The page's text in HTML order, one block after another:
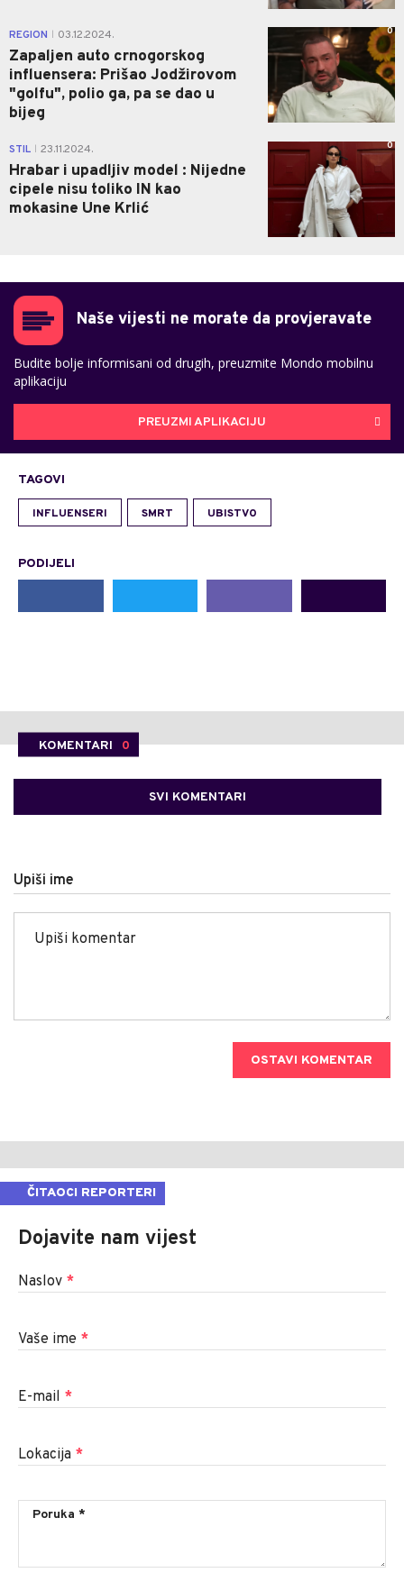
REGION 03.12.2024.
Zapaljen auto crnogorskog
influensera: Prišao Jodžirovom
"golfu", polio ga, pa se dao u
bijeg
0
STIL 23.11.2024.
Hrabar i upadljiv model : Nijedne
cipele nisu toliko IN kao
mokasine Une Krlić
0
Naše vijesti ne morate da provjeravate
Budite bolje informisani od drugih, preuzmite Mondo mobilnu
aplikaciju
PREUZMI APLIKACIJU
TAGOVI
INFLUENSERI SMRT UBISTVO
PODIJELI
KOMENTARI 0
SVI KOMENTARI
Upiši ime
OSTAVI KOMENTAR
ČITAOCI REPORTERI
Dojavite nam vijest
Naslov *
Vaše ime *
E-mail *
Lokacija *